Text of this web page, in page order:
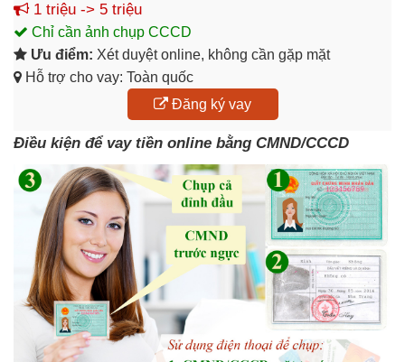
1 triệu -> 5 triệu
Chỉ cần ảnh chụp CCCD
Ưu điểm: Xét duyệt online, không cần gặp mặt
Hỗ trợ cho vay: Toàn quốc
Đăng ký vay
Điều kiện để vay tiền online bằng CMND/CCCD